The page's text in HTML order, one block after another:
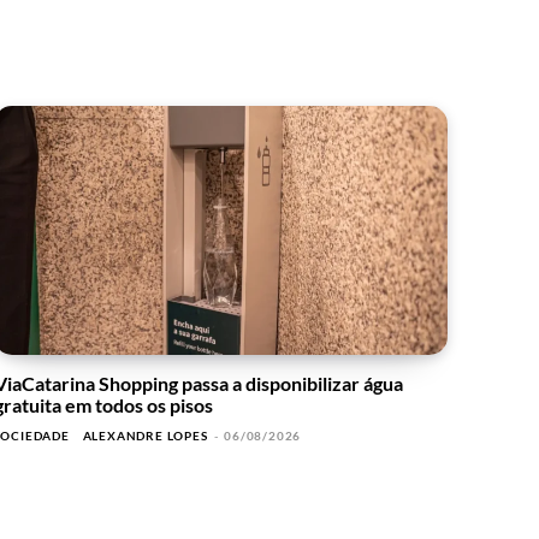
Shopping passa a disponibilizar água
em todos os pisos
ALEXANDRE LOPES - 06/08/2026